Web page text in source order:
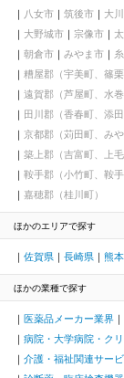
八女市
筑後市 大
大野城市
宗像市
朝倉市
みやま市
糟屋郡（宇美町、篠
遠賀郡（芦屋町、水
田川郡（香春町、添
京都郡（苅田町、みや
築上郡（吉富町、上毛
鞍手郡（小竹町、鞍手
嘉穂郡（桂川町）
ほかのエリアで探す
佐賀県 長崎県 熊
ほかの業種で探す
医薬品メーカー業界
病院・大学病院・ク
介護・福祉関連サービ